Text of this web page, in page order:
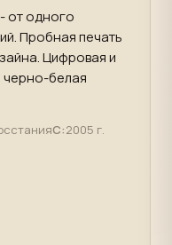
от одного
Пробная печать
Цифровая и
черно-белая
С:2005 г.